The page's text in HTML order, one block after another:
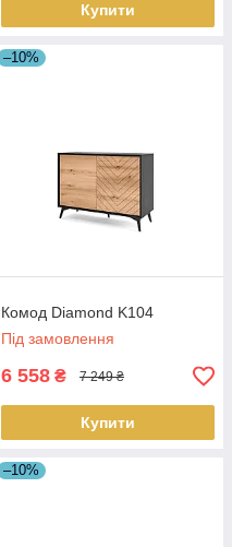
Купити
–10%
Комод Diamond K104
Під замовлення
6 558 ₴ 7 249 ₴
Купити
–10%